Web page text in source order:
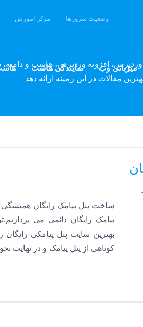
نمایندگی هاست میزبانی وب
مرکز آموزش وضعیت سرورها
افزونه وردپرس، هاست و دامنه،
ساخت پنل پیامک رایگان
پیامک رایگان دائمی می
بهترین سایت پنل پیامکی
کوتاهی از پنل پیامک و در نهایت